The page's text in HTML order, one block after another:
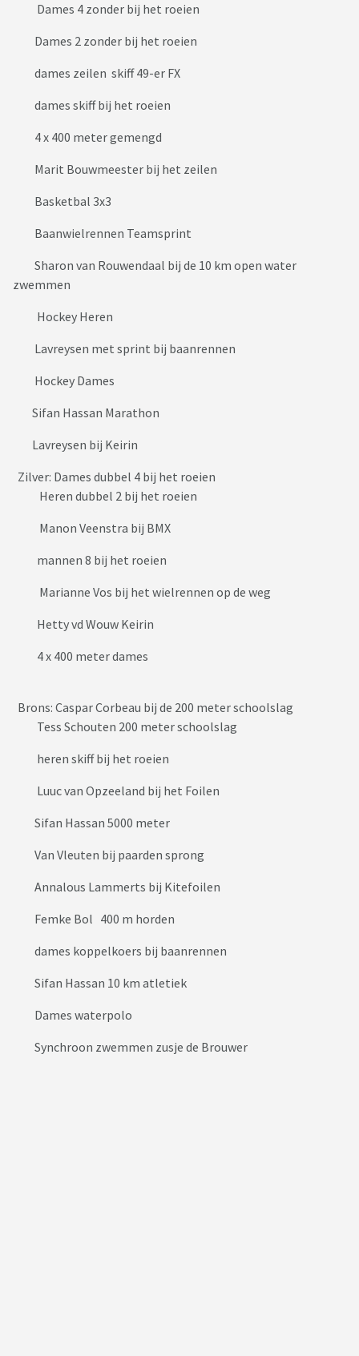
Dames 4 zonder bij het roeien
Dames 2 zonder bij het roeien
dames zeilen skiff 49-er FX
dames skiff bij het roeien
4 x 400 meter gemengd
Marit Bouwmeester bij het zeilen
Basketbal 3x3
Baanwielrennen Teamsprint
Sharon van Rouwendaal bij de 10 km open water
zwemmen
Hockey Heren
Lavreysen met sprint bij baanrennen
Hockey Dames
Sifan Hassan Marathon
Lavreysen bij Keirin
Zilver: Dames dubbel 4 bij het roeien
Heren dubbel 2 bij het roeien
Manon Veenstra bij BMX
mannen 8 bij het roeien
Marianne Vos bij het wielrennen op de weg
Hetty vd Wouw Keirin
4 x 400 meter dames
Brons: Caspar Corbeau bij de 200 meter schoolslag
Tess Schouten 200 meter schoolslag
heren skiff bij het roeien
Luuc van Opzeeland bij het Foilen
Sifan Hassan 5000 meter
Van Vleuten bij paarden sprong
Annalous Lammerts bij Kitefoilen
Femke Bol 400 m horden
dames koppelkoers bij baanrennen
Sifan Hassan 10 km atletiek
Dames waterpolo
Synchroon zwemmen zusje de Brouwer